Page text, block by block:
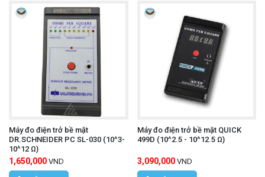
Máy đo điện trở bề mặt
DR.SCHNEIDER PC SL-030 (10^3-
10^12 Ω)
1,650,000 VND
Máy đo điện trở bề mặt QUICK
499D (10^2.5 - 10^12.5 Ω)
3,090,000 VND